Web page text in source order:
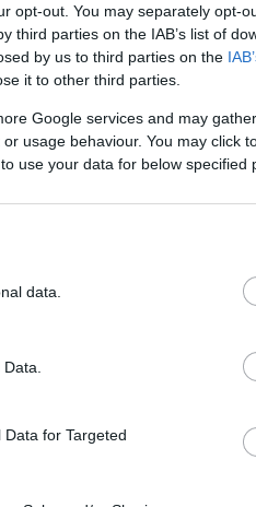
opt-out. You may separately opt-
third parties on the IAB’s list of
by us to third parties on the
it to other third parties.
Google services and may
usage behaviour. You may click
use your data for below specified
data.
for Targeted